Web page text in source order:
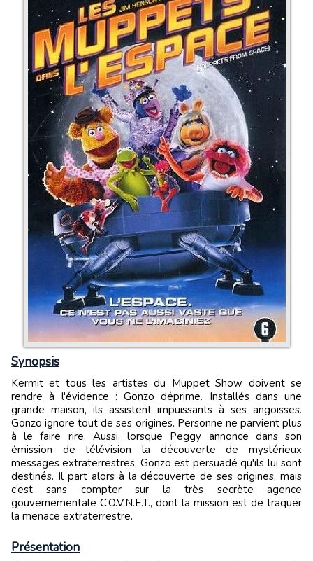
Synopsis
Kermit et tous les artistes du Muppet Show doivent se
rendre à l'évidence : Gonzo déprime. Installés dans une
grande maison, ils assistent impuissants à ses angoisses.
Gonzo ignore tout de ses origines. Personne ne parvient plus
à le faire rire. Aussi, lorsque Peggy annonce dans son
émission de télévision la découverte de mystérieux
messages extraterrestres, Gonzo est persuadé qu'ils lui sont
destinés. Il part alors à la découverte de ses origines, mais
c’est sans compter sur la très secrète agence
gouvernementale C.O.V.N.E.T., dont la mission est de traquer
la menace extraterrestre.
Présentation